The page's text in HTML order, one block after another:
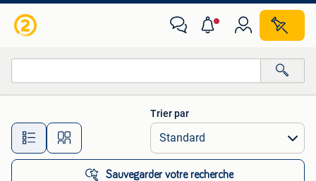
Toutes les distances…
Trier par
Sauvegarder votre recherche